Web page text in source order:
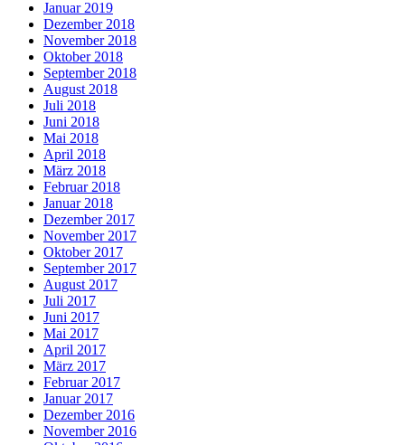
Januar 2019
Dezember 2018
November 2018
Oktober 2018
September 2018
August 2018
Juli 2018
Juni 2018
Mai 2018
April 2018
März 2018
Februar 2018
Januar 2018
Dezember 2017
November 2017
Oktober 2017
September 2017
August 2017
Juli 2017
Juni 2017
Mai 2017
April 2017
März 2017
Februar 2017
Januar 2017
Dezember 2016
November 2016